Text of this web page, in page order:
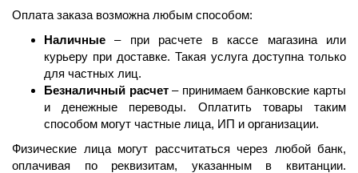
Оплата заказа возможна любым способом:
Наличные – при расчете в кассе магазина или
курьеру при доставке. Такая услуга доступна только
для частных лиц.
Безналичный расчет– принимаем банковские карты
и денежные переводы. Оплатить товары таким
способом могут частные лица, ИП и организации.
Физические лица могут рассчитаться через любой банк,
оплачивая по реквизитам, указанным в квитанции.